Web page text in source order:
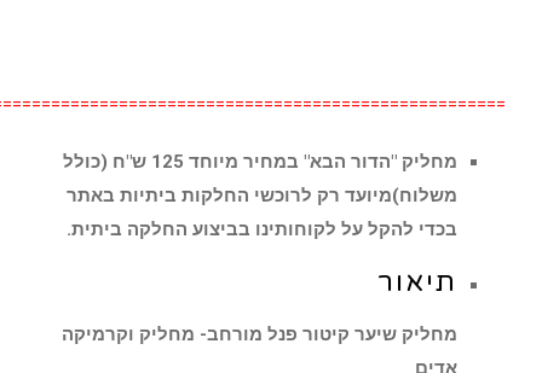
מחליק "הדור הבא" במחיר מיוחד 125 ש"ח (כולל
משלוח)מיועד רק לרוכשי החלקות ביתיות באתר
בכדי להקל על לקוחותינו בביצוע החלקה ביתית.
תיאור
מחליק שיער קיטור פנל מורחב- מחליק וקרמיקה
אדים